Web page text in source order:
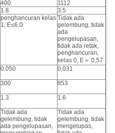
400
1112
1.8
3.5
penghancuran kelas
1, E≤6.0
Tidak ada
gelembung, tidak
ada
pengelupasan,
tidak ada retak,
penghancuran,
kelas 0, E＝ 0,57
0.050 0,031
300 853
1.3 1.6
Tidak ada
gelembung, tidak
ada pengelupasan,
Tidak ada
gelembung, tidak
mengelupas,